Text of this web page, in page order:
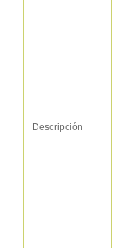
Descripción